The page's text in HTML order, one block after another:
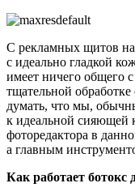
С рекламных щитов на
с идеально гладкой
имеет ничего общего
тщательной
думать, что мы,
к идеальной сияющей
фоторедактора в
а главным
Как работает